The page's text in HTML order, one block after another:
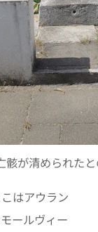
骸が清められた
はアウラン
ールヴィー